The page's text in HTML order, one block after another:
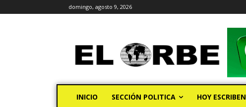
domingo, agosto 9, 2026
INICIO SECCIÓN POLITICA HOY ESCRIBEN